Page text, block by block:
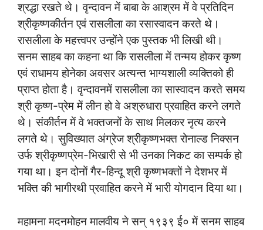
श्रद्धा रखते थे। वृन्दावन में बाबा के आश्रम में वे प्रतिदिन
श्रीकृष्णकीर्तन एवं रासलीला का रसास्वादन करते थे।
रासलीला के महत्त्वपर उन्होंने एक पुस्तक भी लिखी थी।
सनम साहब का कहना था कि रासलीला में तन्मय होकर कृष्ण
एवं राधामय होनेका अवसर अत्यन्त भाग्यशाली व्यक्तिको ही
प्राप्त होता है। वृन्दावनमें रासलीला का सास्वादन करते समय
श्री कृष्ण-प्रेम में लीन हो वे अश्रुधारा प्रवाहित करने लगते
थे। संकीर्तन में वे भक्तजनों के साथ मिलकर नृत्य करने
लगते थे। सुविख्यात अंग्रेज श्रीकृष्णभक्त रोनाल्ड निक्सन
उर्फ श्रीकृष्णप्रेम-भिखारी से भी उनका निकट का सम्पर्क हो
गया था। इन दोनों गैर-हिन्दू श्री कृष्णभक्तों ने देशभर में
भक्ति की भागीरथी प्रवाहित करने में भारी योगदान दिया था।
महामना मदनमोहन मालवीय ने सन् १९३९ ई० में सनम साहब